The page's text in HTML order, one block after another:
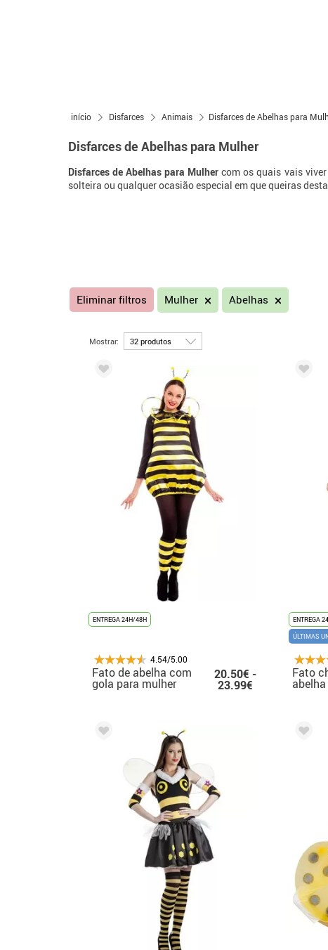
início Disfarces Animais Disfarces de Abelhas para
Disfarces de Abelhas para Mulher
Disfarces de Abelhas para Mulher com os quais vais
solteira ou qualquer ocasião especial em que queiras
Eliminar filtros Mulher Abelhas
Mostrar:
ENTREGA 24H/48H
4.54/5.00
Fato de abelha com
gola para mulher
20.50€ -
23.99€
ENTREGA
ÚLTIMAS
Fato